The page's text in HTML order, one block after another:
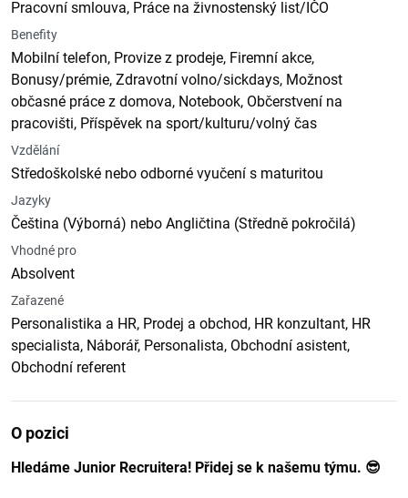
Pracovní smlouva, Práce na živnostenský list/IČO
Benefity
Mobilní telefon, Provize z prodeje, Firemní akce,
Bonusy/prémie, Zdravotní volno/sickdays, Možnost
občasné práce z domova, Notebook, Občerstvení na
pracovišti, Příspěvek na sport/kulturu/volný čas
Vzdělání
Středoškolské nebo odborné vyučení s maturitou
Jazyky
Čeština (Výborná) nebo Angličtina (Středně pokročilá)
Vhodné pro
Absolvent
Zařazené
Personalistika a HR, Prodej a obchod, HR konzultant, HR
specialista, Náborář, Personalista, Obchodní asistent,
Obchodní referent
O pozici
Hledáme Junior Recruitera! Přidej se k našemu týmu. 😎